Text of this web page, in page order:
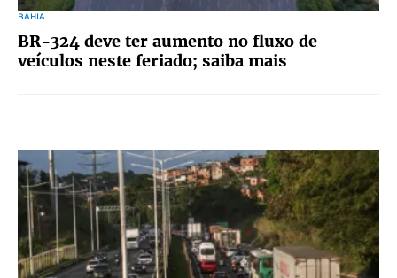
BAHIA
BR-324 deve ter aumento no fluxo de
veículos neste feriado; saiba mais